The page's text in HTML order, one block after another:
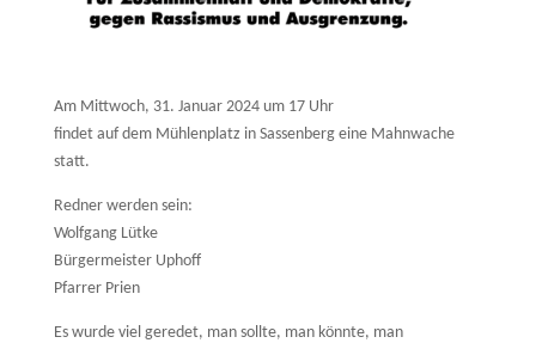
Am Mittwoch, 31. Januar 2024 um 17 Uhr
findet auf dem Mühlenplatz in Sassenberg eine Mahnwache
statt.
Redner werden sein:
Wolfgang Lütke
Bürgermeister Uphoff
Pfarrer Prien
Es wurde viel geredet, man sollte, man könnte, man